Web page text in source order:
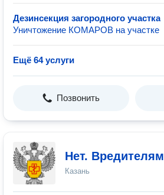
Дезинсекция загородного участка
Уничтожение КОМАРОВ на участке
Ещё 64 услуги
Позвонить
Нет. Вредителям
Казань